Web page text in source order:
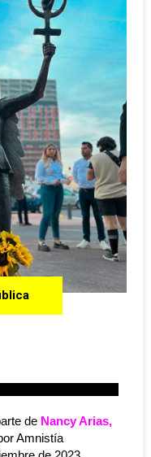
de Nancy Arias,
Amnistía